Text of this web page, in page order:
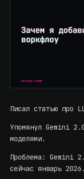
Писал статью про
Упомянул Gemini
моделями.
Проблема: Gemini
сейчас январь